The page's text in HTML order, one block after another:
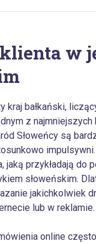
w
kraj bałkański,
z najmniejszych
Słoweńcy są
impulsywni.
jaką przykładają do
słoweńskim.
jakichkolwiek
lub w reklamie.
online